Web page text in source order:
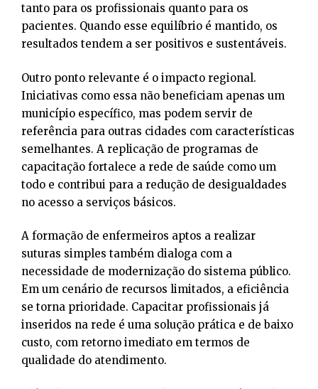
tanto para os profissionais quanto para os
pacientes. Quando esse equilíbrio é mantido, os
resultados tendem a ser positivos e sustentáveis.
Outro ponto relevante é o impacto regional.
Iniciativas como essa não beneficiam apenas um
município específico, mas podem servir de
referência para outras cidades com características
semelhantes. A replicação de programas de
capacitação fortalece a rede de saúde como um
todo e contribui para a redução de desigualdades
no acesso a serviços básicos.
A formação de enfermeiros aptos a realizar
suturas simples também dialoga com a
necessidade de modernização do sistema público.
Em um cenário de recursos limitados, a eficiência
se torna prioridade. Capacitar profissionais já
inseridos na rede é uma solução prática e de baixo
custo, com retorno imediato em termos de
qualidade do atendimento.